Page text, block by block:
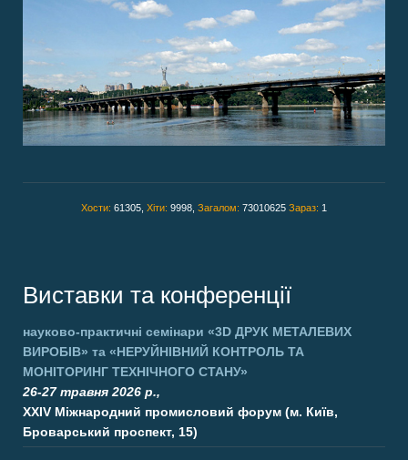
Хости: 61305, Хіти: 9998, Загалом: 73010625 Зараз: 1
Виставки та конференції
науково-практичні семінари «3D ДРУК МЕТАЛЕВИХ
ВИРОБІВ» та «НЕРУЙНІВНИЙ КОНТРОЛЬ ТА
МОНІТОРИНГ ТЕХНІЧНОГО СТАНУ»
26-27 травня 2026 р.,
XXIV Міжнародний промисловий форум (м. Київ,
Броварський проспект, 15)